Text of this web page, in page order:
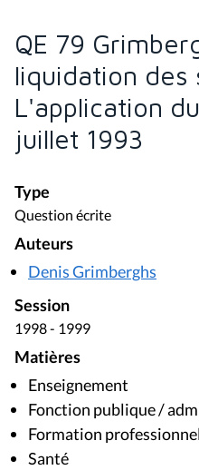
QE 79
liquidation des
L'application
juillet 1993
Type
Question écrite
Auteurs
Denis Grimberghs
Session
1998 - 1999
Matières
Enseignement
Fonction publique /
Formation
Santé